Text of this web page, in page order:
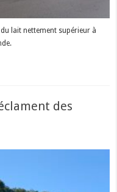
lait nettement supérieur à
des